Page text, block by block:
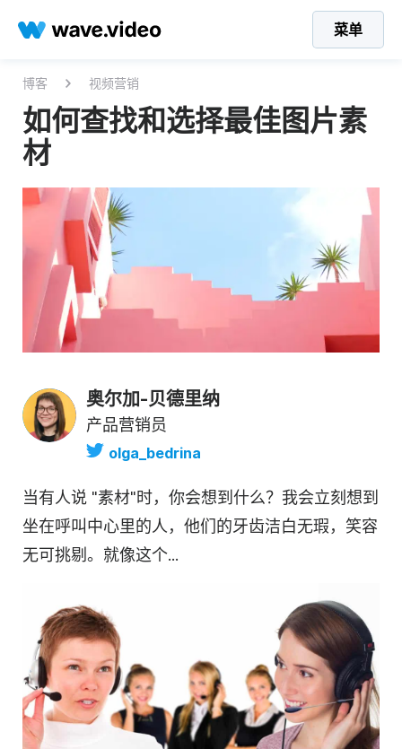
菜单
博客 视频营销
如何查找和选择最佳图片素
材
奥尔加-贝德里纳
产品营销员
olga_bedrina
当有人说 "素材"时，你会想到什么？我会立刻想到
坐在呼叫中心里的人，他们的牙齿洁白无瑕，笑容
无可挑剔。就像这个...